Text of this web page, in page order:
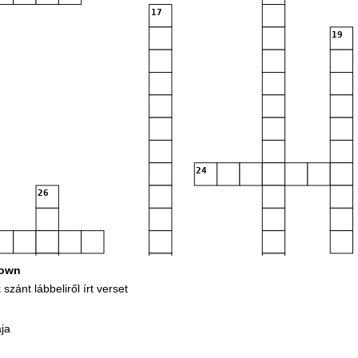
17
19
24
26
30
lábbeliről írt verset